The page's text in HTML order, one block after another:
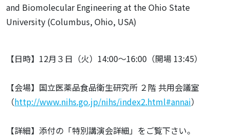
and Biomolecular Engineering at the Ohio State
University (Columbus, Ohio, USA)
【日時】12月３日（火）14:00～16:00（開場 13:45）
【会場】国立医薬品食品衛生研究所 ２階 共用会議室
（http://www.nihs.go.jp/nihs/index2.html#annai）
【詳細】添付の「特別講演会詳細」をご覧下さい。